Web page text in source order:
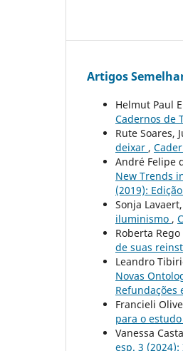
Artigos
Helmut Paul
Cadernos de
Rute Soares,
deixar ,
André Felipe
New Trends
(2019):
Sonja Lavaert,
iluminismo ,
Roberta
de suas
Leandro
Novas
Refundações
Francieli
para o
Vanessa
esp. 3